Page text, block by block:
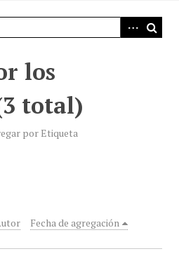
los
total)
por Etiqueta
Fecha de agregación